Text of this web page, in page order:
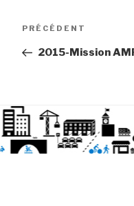
l’article
Article
PRÉCÉDENT
2015-Mission